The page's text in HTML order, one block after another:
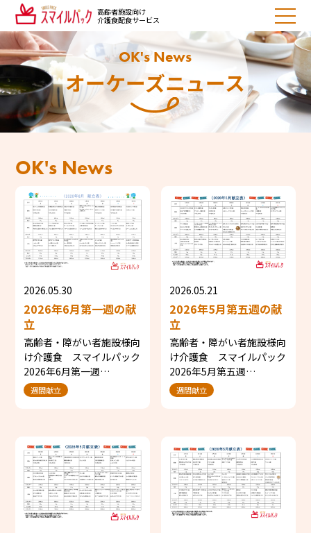
高齢者施設向け
介護食配食サービス
OK's News
オーケーズニュース
OK's News
2026.05.30
2026年6月第一週の献
立
高齢者・障がい者施設様向
け介護食 スマイルパック
2026年6月第一週…
週間献立
2026.05.21
2026年5月第五週の献
立
高齢者・障がい者施設様向
け介護食 スマイルパック
2026年5月第五週…
週間献立